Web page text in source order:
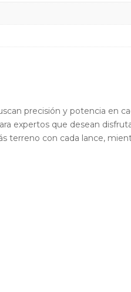
precisión y potencia en
expertos que desean
terreno con cada lance,